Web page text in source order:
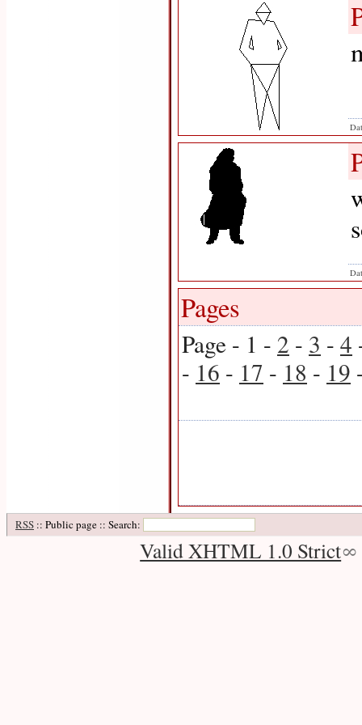
Pages
Page - 1 - 2 - 3 - 4
- 16 - 17 - 18 - 19
RSS :: Public page :: Search:
Valid XHTML 1.0 Strict∞